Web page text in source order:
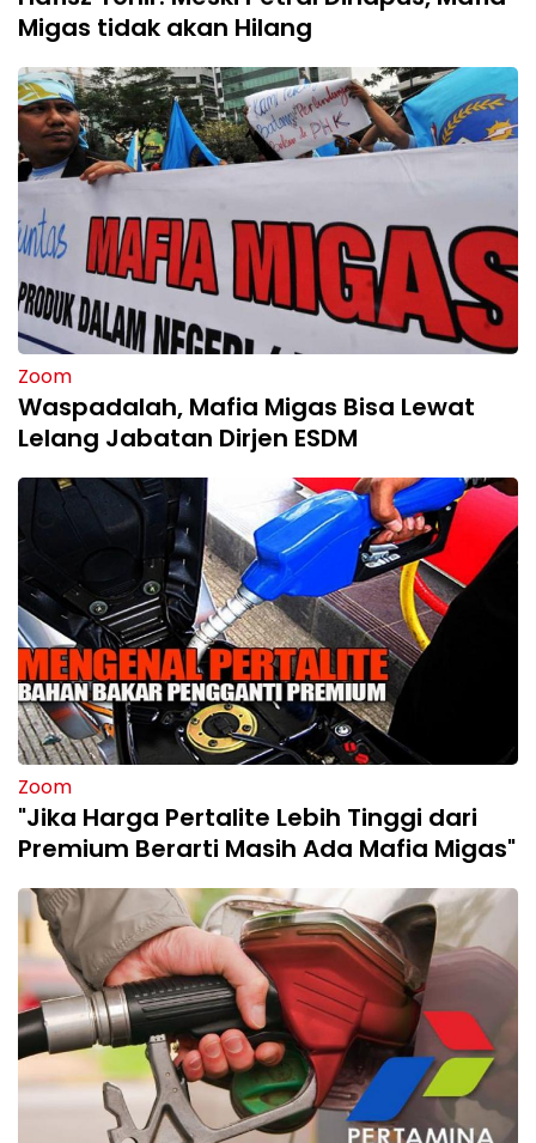
Migas tidak akan Hilang
Zoom
Waspadalah, Mafia Migas Bisa Lewat
Lelang Jabatan Dirjen ESDM
Zoom
"Jika Harga Pertalite Lebih Tinggi dari
Premium Berarti Masih Ada Mafia Migas"